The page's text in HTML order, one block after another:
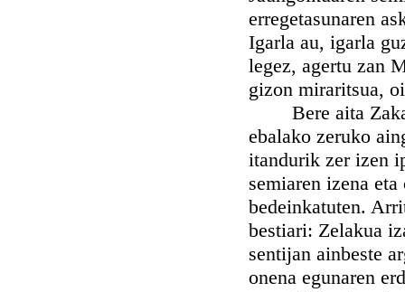
erregetasunaren
Igarla au, igarla
legez, agertu zan
gizon miraritsua,
Bere aita
ebalako zeruko
itandurik zer izen
semiaren izena
bedeinkatuten.
bestiari: Zelakua
sentijan ainbeste
onena egunaren